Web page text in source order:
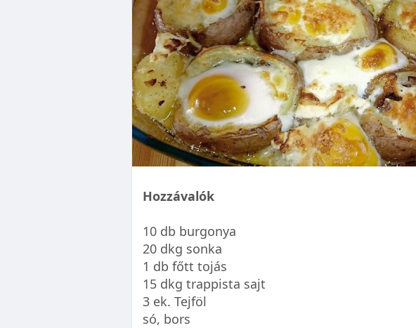
Hozzávalók
10 db burgonya
20 dkg sonka
1 db főtt tojás
15 dkg trappista sajt
3 ek. Tejföl
só, bors